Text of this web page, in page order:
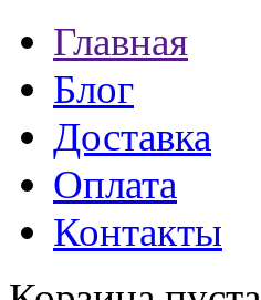
Главная
Блог
Доставка
Оплата
Контакты